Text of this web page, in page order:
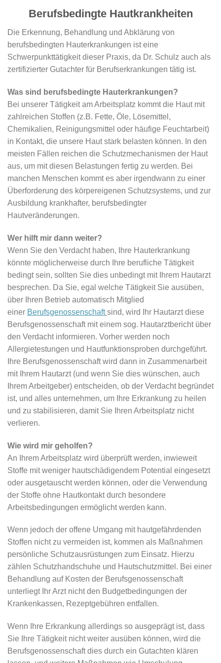
Berufsbedingte Hautkrankheiten
Die Erkennung, Behandlung und Abklärung von
berufsbedingten Hauterkrankungen ist eine
Schwerpunkttätigkeit dieser Praxis, da Dr. Schulz auch als
zertifizierter Gutachter für Berufserkrankungen tätig ist.
Was sind berufsbedingte Hauterkrankungen?
Bei unserer Tätigkeit am Arbeitsplatz kommt die Haut mit
zahlreichen Stoffen (z.B. Fette, Öle, Lösemittel,
Chemikalien, Reinigungsmittel oder häufige Feuchtarbeit)
in Kontakt, die unsere Haut stark belasten können. In den
meisten Fällen reichen die Schutzmechanismen der Haut
aus, um mit diesen Belastungen fertig zu werden. Bei
manchen Menschen kommt es aber irgendwann zu einer
Überforderung des körpereigenen Schutzsystems, und zur
Ausbildung krankhafter, berufsbedingter
Hautveränderungen.
Wer hilft mir dann weiter?
Wenn Sie den Verdacht haben, Ihre Hauterkrankung
könnte möglicherweise durch Ihre berufliche Tätigkeit
bedingt sein, sollten Sie dies unbedingt mit Ihrem Hautarzt
besprechen. Da Sie, egal welche Tätigkeit Sie ausüben,
über Ihren Betrieb automatisch Mitglied
einer Berufsgenossenschaft sind, wird Ihr Hautarzt diese
Berufsgenossenschaft mit einem sog. Hautarztbericht über
den Verdacht informieren. Vorher werden noch
Allergietestungen und Hautfunktionsproben durchgeführt.
Ihre Berufsgenossenschaft wird dann in Zusammenarbeit
mit Ihrem Hautarzt (und wenn Sie dies wünschen, auch
Ihrem Arbeitgeber) entscheiden, ob der Verdacht begründet
ist, und alles unternehmen, um Ihre Erkrankung zu heilen
und zu stabilisieren, damit Sie Ihren Arbeitsplatz nicht
verlieren.
Wie wird mir geholfen?
An Ihrem Arbeitsplatz wird überprüft werden, inwieweit
Stoffe mit weniger hautschädigendem Potential eingesetzt
oder ausgetauscht werden können, oder die Verwendung
der Stoffe ohne Hautkontakt durch besondere
Arbeitsbedingungen ermöglicht werden kann.
Wenn jedoch der offene Umgang mit hautgefährdenden
Stoffen nicht zu vermeiden ist, kommen als Maßnahmen
persönliche Schutzausrüstungen zum Einsatz. Hierzu
zählen Schutzhandschuhe und Hautschutzmittel. Bei einer
Behandlung auf Kosten der Berufsgenossenschaft
unterliegt Ihr Arzt nicht den Budgetbedingungen der
Krankenkassen, Rezeptgebühren entfallen.
Wenn Ihre Erkrankung allerdings so ausgeprägt ist, dass
Sie Ihre Tätigkeit nicht weiter ausüben können, wird die
Berufsgenossenschaft dies durch ein Gutachten klären